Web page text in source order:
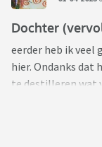
Dochter
eerder heb ik veel
hier. Ondanks dat
te destilleren wat
Op dit moment is
Dochter is